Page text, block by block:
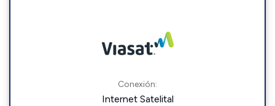
Conexión:
Internet Satelital